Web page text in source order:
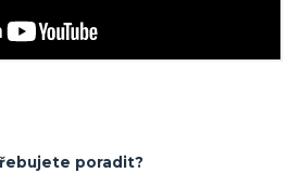
poradit?